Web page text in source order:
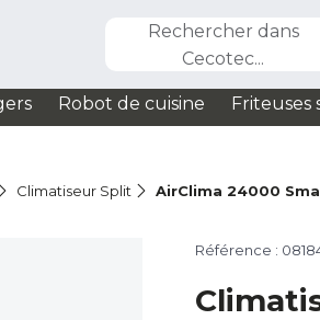
Rechercher dans
Cecotec...
Robot de cuisine Friteuses
Climatiseur Split AirClima 24000
Référence :